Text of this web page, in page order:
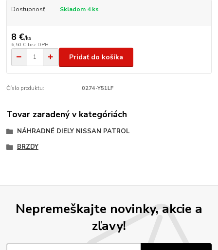
Dostupnosť Skladom 4 ks
8 €/ks
6,50 € bez DPH
Pridať do košíka
Číslo produktu: 0274-Y51LF
Tovar zaradený v kategóriách
NÁHRADNÉ DIELY NISSAN PATROL
BRZDY
Nepremeškajte novinky, akcie a
zľavy!